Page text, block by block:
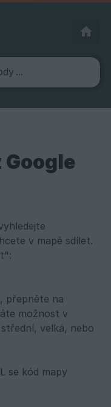
Google
v mapě sdílet.
přepněte na
možnost v
velká, nebo
se kód mapy